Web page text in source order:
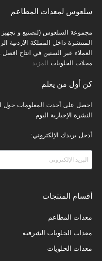
سلعوس لمعدات المطاعم
مجموعة السلعوس (لتصنيع و تجهيز
المنتشرة داخل المملكة الاردنية
العملاء عبر السنين في انتاج
محلات الحلويات المزيد
كن أول من يعلم
احصل على أحدث المعلومات حول
النشرة الإخبارية اليوم
أدخل بريدك الإلكتروني:
أقسام المنتجات
معدات المطاعم
معدات الحلويات الشرقية
معدات الحلويات